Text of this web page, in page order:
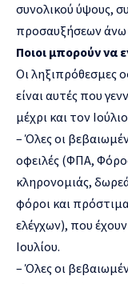
συνολικού ύψους,
προσαυξήσεων άνω
Ποιοι μπορούν να
Οι ληξιπρόθεσμες
είναι αυτές που
μέχρι και τον
– Όλες οι
οφειλές (ΦΠΑ,
κληρονομιάς,
φόροι και
ελέγχων), που
Ιουλίου.
– Όλες οι